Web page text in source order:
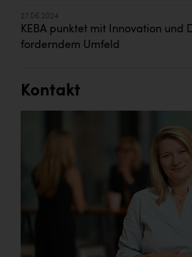
27.06.2024
KEBA punktet mit Innovation und
forderndem Umfeld
Kontakt